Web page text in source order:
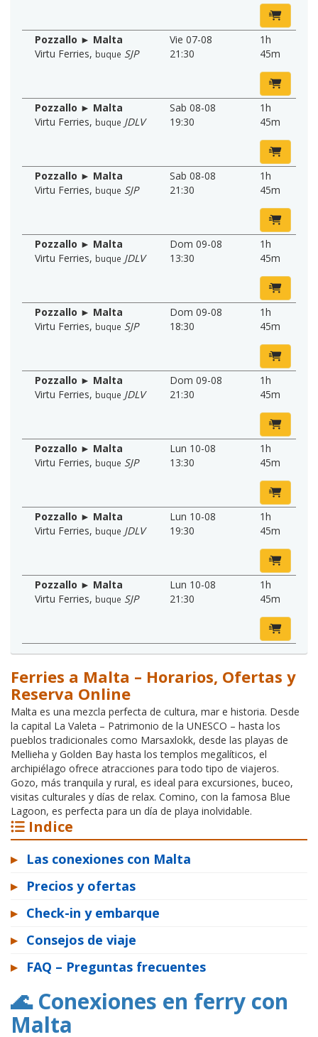
Pozzallo ► Malta
Virtu Ferries, buque SJP
Vie 07-08
21:30
1h
45m
Pozzallo ► Malta
Virtu Ferries, buque JDLV
Sab 08-08
19:30
1h
45m
Pozzallo ► Malta
Virtu Ferries, buque SJP
Sab 08-08
21:30
1h
45m
Pozzallo ► Malta
Virtu Ferries, buque JDLV
Dom 09-08
13:30
1h
45m
Pozzallo ► Malta
Virtu Ferries, buque SJP
Dom 09-08
18:30
1h
45m
Pozzallo ► Malta
Virtu Ferries, buque JDLV
Dom 09-08
21:30
1h
45m
Pozzallo ► Malta
Virtu Ferries, buque SJP
Lun 10-08
13:30
1h
45m
Pozzallo ► Malta
Virtu Ferries, buque JDLV
Lun 10-08
19:30
1h
45m
Pozzallo ► Malta
Virtu Ferries, buque SJP
Lun 10-08
21:30
1h
45m
Ferries a Malta – Horarios, Ofertas y
Reserva Online
Malta es una mezcla perfecta de cultura, mar e historia. Desde
la capital La Valeta – Patrimonio de la UNESCO – hasta los
pueblos tradicionales como Marsaxlokk, desde las playas de
Mellieha y Golden Bay hasta los templos megalíticos, el
archipiélago ofrece atracciones para todo tipo de viajeros.
Gozo, más tranquila y rural, es ideal para excursiones, buceo,
visitas culturales y días de relax. Comino, con la famosa Blue
Lagoon, es perfecta para un día de playa inolvidable.
Indice
▸
Las conexiones con Malta
▸
Precios y ofertas
▸ Check-in y embarque
▸ Consejos de viaje
▸
FAQ – Preguntas frecuentes
🌊 Conexiones en ferry con
Malta